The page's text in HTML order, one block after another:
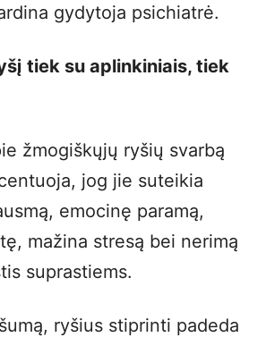
gydytoja psichiatrė.
tiek su aplinkiniais, tiek
žmogiškųjų ryšių svarbą
jog jie suteikia
emocinę paramą,
mažina stresą bei nerimą
suprastiems.
ryšius stiprinti padeda